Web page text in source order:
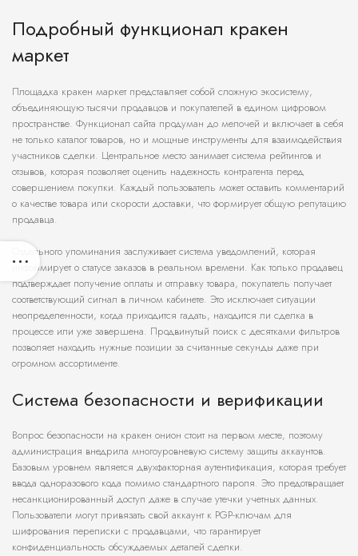
Подробный функционал кракен
маркет
Площадка кракен маркет представляет собой сложную экосистему,
объединяющую тысячи продавцов и покупателей в едином цифровом
пространстве. Функционал сайта продуман до мелочей и включает в себя
не только каталог товаров, но и мощные инструменты для взаимодействия
участников сделки. Центральное место занимает система рейтингов и
отзывов, которая позволяет оценить надежность контрагента перед
совершением покупки. Каждый пользователь может оставить комментарий
о качестве товара или скорости доставки, что формирует общую репутацию
продавца.
Отдельного упоминания заслуживает система уведомлений, которая
информирует о статусе заказов в реальном времени. Как только продавец
подтверждает получение оплаты и отправку товара, покупатель получает
соответствующий сигнал в личном кабинете. Это исключает ситуации
неопределенности, когда приходится гадать, находится ли сделка в
процессе или уже завершена. Продвинутый поиск с десятками фильтров
позволяет находить нужные позиции за считанные секунды даже при
огромном ассортименте.
Система безопасности и верификации
Вопрос безопасности на кракен онион стоит на первом месте, поэтому
администрация внедрила многоуровневую систему защиты аккаунтов.
Базовым уровнем является двухфакторная аутентификация, которая требует
ввода одноразового кода помимо стандартного пароля. Это предотвращает
несанкционированный доступ даже в случае утечки учетных данных.
Пользователи могут привязать свой аккаунт к PGP-ключам для
шифрования переписки с продавцами, что гарантирует
конфиденциальность обсуждаемых деталей сделки.